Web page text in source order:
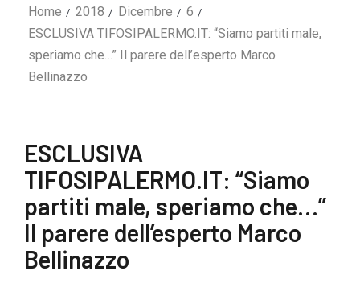
Home 2018 Dicembre
6
ESCLUSIVA TIFOSIPALERMO.IT: “Siamo partiti male,
speriamo che…” Il parere dell’esperto Marco
Bellinazzo
ESCLUSIVA
TIFOSIPALERMO.IT: “Siamo
partiti male, speriamo che…”
Il parere dell’esperto Marco
Bellinazzo